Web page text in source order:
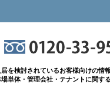
を検討されているお客様向けの情報
単体・管理会社・テナントに関す